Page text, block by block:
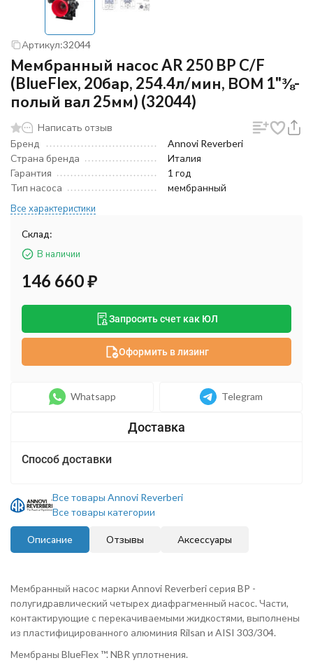
Артикул:32044
Мембранный насос AR 250 BP C/F
(BlueFlex, 20бар, 254.4л/мин, ВОМ 1"⅜-
полый вал 25мм) (32044)
Написать отзыв
Бренд
Annovi Reverberi
Страна бренда
Италия
Гарантия
1 год
Тип насоса
мембранный
Все характеристики
Склад:
В наличии
146 660₽
Запросить счет как ЮЛ
Оформить в лизинг
Whatsapp Telegram
Способ доставки
Все товары Annovi Reverberi
Все товары категории
Описание Отзывы Аксессуары
Мембранный насос марки Annovi Reverberi серия BP -
полугидравлический четырех диафрагменный насос. Части,
контактирующие с перекачиваемыми жидкостями, выполнены
из пластифицированного алюминия Rilsan и AISI 303/304.
Мембраны BlueFlex ™. NBR уплотнения.